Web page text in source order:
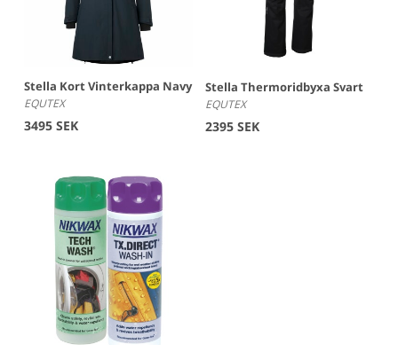
Stella Kort Vinterkappa Navy
EQUTEX
3495 SEK
Stella Thermoridbyxa Svart
EQUTEX
2395 SEK